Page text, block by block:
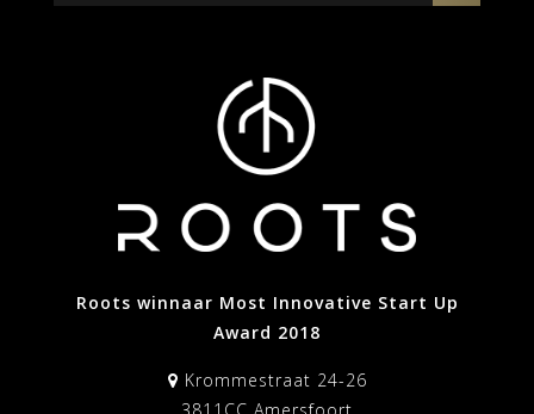
Roots winnaar Most Innovative Start Up
Award 2018
Krommestraat 24-26